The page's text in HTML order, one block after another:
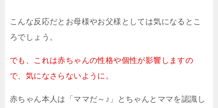
こんな反応だとお母様やお父様としては気になるとこ
ろでしょう。
でも、これは赤ちゃんの性格や個性が影響しますの
で、気になさらないように。
赤ちゃん本人は「ママだ～♪」とちゃんとママを認識し